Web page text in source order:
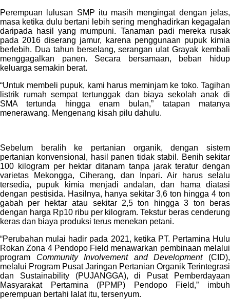
Perempuan lulusan SMP itu masih mengingat dengan jelas,
masa ketika dulu bertani lebih sering menghadirkan kegagalan
daripada hasil yang mumpuni. Tanaman padi mereka rusak
pada 2016 diserang jamur, karena penggunaan pupuk kimia
berlebih. Dua tahun berselang, serangan ulat Grayak kembali
menggagalkan panen. Secara bersamaan, beban hidup
keluarga semakin berat.
“Untuk membeli pupuk, kami harus meminjam ke toko. Tagihan
listrik rumah sempat tertunggak dan biaya sekolah anak di
SMA tertunda hingga enam bulan,” tatapan matanya
menerawang. Mengenang kisah pilu dahulu.
Sebelum beralih ke pertanian organik, dengan sistem
pertanian konvensional, hasil panen tidak stabil. Benih sekitar
100 kilogram per hektar ditanam tanpa jarak teratur dengan
varietas Mekongga, Ciherang, dan Inpari. Air harus selalu
tersedia, pupuk kimia menjadi andalan, dan hama diatasi
dengan pestisida. Hasilnya, hanya sekitar 3,6 ton hingga 4 ton
gabah per hektar atau sekitar 2,5 ton hingga 3 ton beras
dengan harga Rp10 ribu per kilogram. Tekstur beras cenderung
keras dan biaya produksi terus menekan petani.
“Perubahan mulai hadir pada 2021, ketika PT. Pertamina Hulu
Rokan Zona 4 Pendopo Field menawarkan pembinaan melalui
program Community Involvement and Development(CID),
melalui Program Pusat Jaringan Pertanian Organik Terintegrasi
dan Sustainability (PUJANGGA), di Pusat Pemberdayaan
Masyarakat Pertamina (PPMP) Pendopo Field,” imbuh
perempuan bertahi lalat itu, tersenyum.